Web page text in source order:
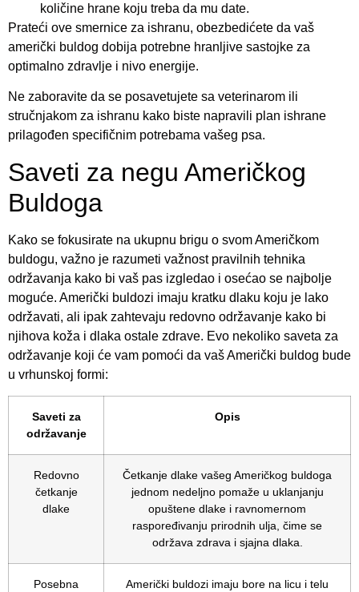
količine hrane koju treba da mu date.
Prateći ove smernice za ishranu, obezbedićete da vaš
američki buldog dobija potrebne hranljive sastojke za
optimalno zdravlje i nivo energije.
Ne zaboravite da se posavetujete sa veterinarom ili
stručnjakom za ishranu kako biste napravili plan ishrane
prilagođen specifičnim potrebama vašeg psa.
Saveti za negu Američkog
Buldoga
Kako se fokusirate na ukupnu brigu o svom Američkom
buldogu, važno je razumeti važnost pravilnih tehnika
održavanja kako bi vaš pas izgledao i osećao se najbolje
moguće. Američki buldozi imaju kratku dlaku koju je lako
održavati, ali ipak zahtevaju redovno održavanje kako bi
njihova koža i dlaka ostale zdrave. Evo nekoliko saveta za
održavanje koji će vam pomoći da vaš Američki buldog bude
u vrhunskoj formi:
Saveti za
održavanje
Opis
Redovno
četkanje
dlake
Četkanje dlake vašeg Američkog buldoga
jednom nedeljno pomaže u uklanjanju
opuštene dlake i ravnomernom
raspoređivanju prirodnih ulja, čime se
održava zdrava i sjajna dlaka.
Posebna Američki buldozi imaju bore na licu i telu